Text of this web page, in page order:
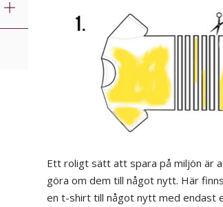
Ett roligt sätt att spara på miljön är
göra om dem till något nytt. Här
en t-shirt till något nytt med endast